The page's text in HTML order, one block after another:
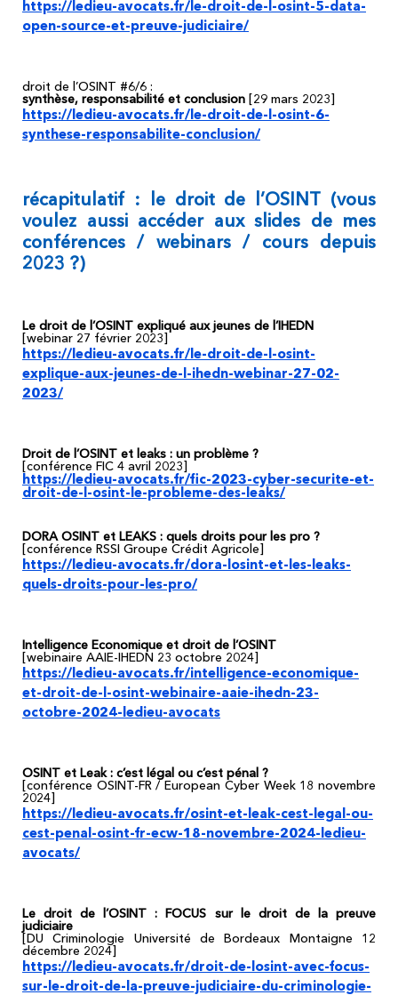
https://ledieu-avocats.fr/le-droit-de-l-osint-5-data-
open-source-et-preuve-judiciaire/
droit de l’OSINT #6/6 :
synthèse, responsabilité et conclusion [29 mars 2023]
https://ledieu-avocats.fr/le-droit-de-l-osint-6-
synthese-responsabilite-conclusion/
récapitulatif : le droit de l’OSINT (vous
voulez aussi accéder aux slides de mes
conférences / webinars / cours depuis
2023 ?)
Le droit de l’OSINT expliqué aux jeunes de l’IHEDN
[webinar 27 février 2023]
https://ledieu-avocats.fr/le-droit-de-l-osint-
explique-aux-jeunes-de-l-ihedn-webinar-27-02-
2023/
Droit de l’OSINT et leaks : un problème ?
[conférence FIC 4 avril 2023]
https://ledieu-avocats.fr/fic-2023-cyber-securite-et-
droit-de-l-osint-le-probleme-des-leaks/
DORA OSINT et LEAKS : quels droits pour les pro ?
[conférence RSSI Groupe Crédit Agricole]
https://ledieu-avocats.fr/dora-losint-et-les-leaks-
quels-droits-pour-les-pro/
Intelligence Economique et droit de l’OSINT
[webinaire AAIE-IHEDN 23 octobre 2024]
https://ledieu-avocats.fr/intelligence-economique-
et-droit-de-l-osint-webinaire-aaie-ihedn-23-
octobre-2024-ledieu-avocats
OSINT et Leak : c’est légal ou c’est pénal ?
[conférence OSINT-FR / European Cyber Week 18 novembre
2024]
https://ledieu-avocats.fr/osint-et-leak-cest-legal-ou-
cest-penal-osint-fr-ecw-18-novembre-2024-ledieu-
avocats/
Le droit de l’OSINT : FOCUS sur le droit de la preuve
judiciaire
[DU Criminologie Université de Bordeaux Montaigne 12
décembre 2024]
https://ledieu-avocats.fr/droit-de-losint-avec-focus-
sur-le-droit-de-la-preuve-judiciaire-du-criminologie-